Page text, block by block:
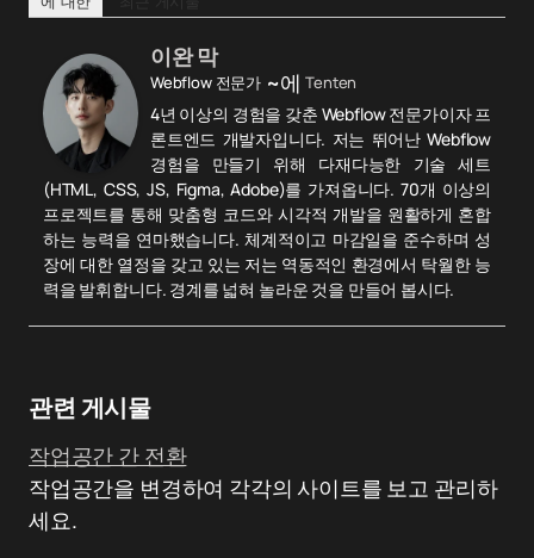
이완 막
Webflow 전문가 ~에Tenten
4년 이상의 경험을 갖춘 Webflow 전문가이자 프
론트엔드 개발자입니다. 저는 뛰어난 Webflow
경험을 만들기 위해 다재다능한 기술 세트
(HTML, CSS, JS, Figma, Adobe)를 가져옵니다. 70개 이상의
프로젝트를 통해 맞춤형 코드와 시각적 개발을 원활하게 혼합
하는 능력을 연마했습니다. 체계적이고 마감일을 준수하며 성
장에 대한 열정을 갖고 있는 저는 역동적인 환경에서 탁월한 능
력을 발휘합니다. 경계를 넓혀 놀라운 것을 만들어 봅시다.
관련 게시물
작업공간 간 전환
작업공간을 변경하여 각각의 사이트를 보고 관리하
세요.